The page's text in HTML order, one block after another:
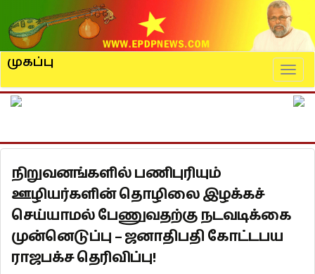
முகப்பு
நிறுவனங்களில் பணிபுரியும்
ஊழியர்களின் தொழிலை இழக்கச்
செய்யாமல் பேணுவதற்கு நடவடிக்கை
முன்னெடுப்பு – ஜனாதிபதி கோட்டபய
ராஜபக்ச தெரிவிப்பு!